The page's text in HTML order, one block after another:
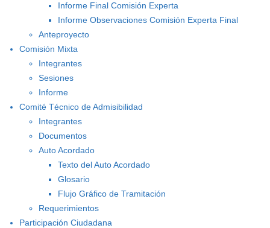
Informe Final Comisión Experta
Informe Observaciones Comisión Experta Final
Anteproyecto
Comisión Mixta
Integrantes
Sesiones
Informe
Comité Técnico de Admisibilidad
Integrantes
Documentos
Auto Acordado
Texto del Auto Acordado
Glosario
Flujo Gráfico de Tramitación
Requerimientos
Participación Ciudadana